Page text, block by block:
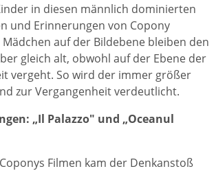
in diesen männlich dominierten
und Erinnerungen von Copony
auf der Bildebene bleiben den
gleich alt, obwohl auf der Ebene der
vergeht. So wird der immer größer
zur Vergangenheit verdeutlicht.
„Il Palazzo" und „Oceanul
Filmen kam der Denkanstoß